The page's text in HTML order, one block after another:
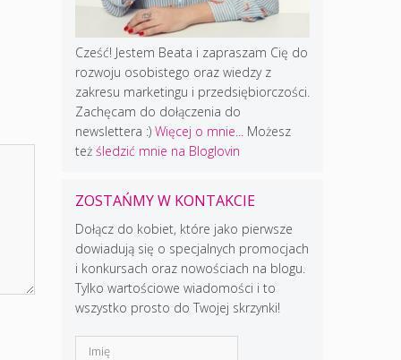
Cześć! Jestem Beata i zapraszam Cię do
rozwoju osobistego oraz wiedzy z
zakresu marketingu i przedsiębiorczości.
Zachęcam do dołączenia do
newslettera :) Więcej o mnie...
Możesz
też śledzić mnie na Bloglovin
ZOSTAŃMY W KONTAKCIE
Dołącz do kobiet, które jako pierwsze
dowiadują się o specjalnych promocjach
i konkursach oraz nowościach na blogu.
Tylko wartościowe wiadomości i to
wszystko prosto do Twojej skrzynki!